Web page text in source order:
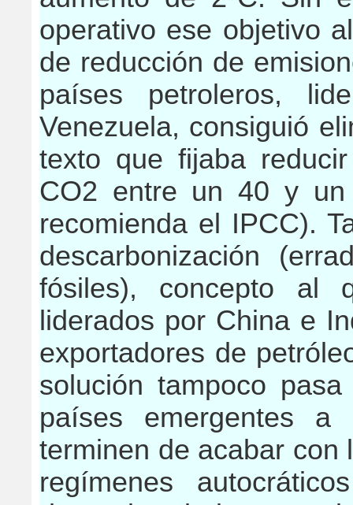
operativo ese objetivo
de reducción de
países petroleros,
Venezuela, consiguió
texto que fijaba
CO2 entre un 40 y
recomienda el IPCC).
descarbonización
fósiles), concepto al
liderados por China e
exportadores de
solución tampoco
países emergentes a
terminen de acabar
regímenes